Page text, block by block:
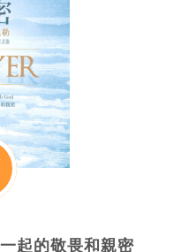
起的敬畏和親密